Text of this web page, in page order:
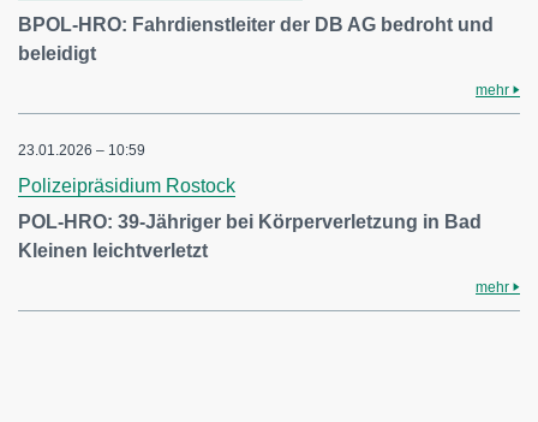
BPOL-HRO: Fahrdienstleiter der DB AG bedroht und
beleidigt
mehr
23.01.2026 – 10:59
Polizeipräsidium Rostock
POL-HRO: 39-Jähriger bei Körperverletzung in Bad
Kleinen leichtverletzt
mehr